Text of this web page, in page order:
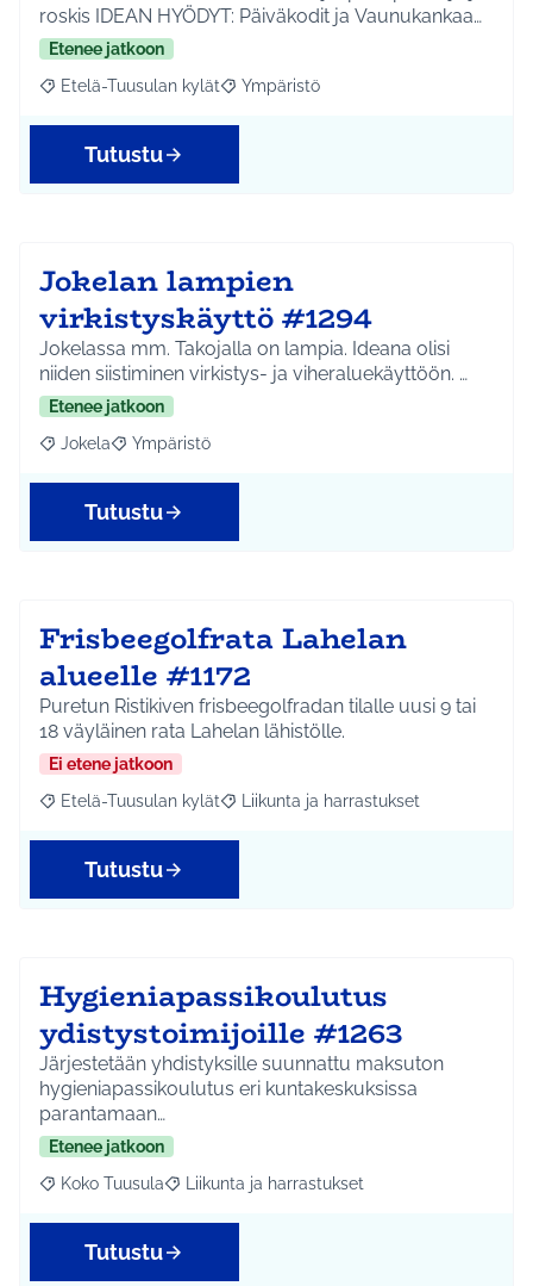
roskis IDEAN HYÖDYT: Päiväkodit ja Vaunukankaa…
Etenee jatkoon
Rajaa tulokset aihepiirin mukaan: Etelä-Tuusulan kylät
Etelä-Tuusulan kylät Rajaa tulokset teeman mukaan:
Ympäristö
Tutustu
Jokelan lampien
virkistyskäyttö #1294
Jokelassa mm. Takojalla on lampia. Ideana olisi
niiden siistiminen virkistys- ja viheraluekäyttöön. …
Etenee jatkoon
Rajaa tulokset aihepiirin mukaan: Jokela
Jokela Rajaa tulokset teeman mukaan: Ympäristö
Ympäristö
Tutustu
Frisbeegolfrata Lahelan
alueelle #1172
Puretun Ristikiven frisbeegolfradan tilalle uusi 9 tai
18 väyläinen rata Lahelan lähistölle.
Ei etene jatkoon
Rajaa tulokset aihepiirin mukaan: Etelä-Tuusulan kylät
Etelä-Tuusulan kylät Rajaa tulokset teeman mukaan:
Liikunta ja harrastukset
Tutustu
Hygieniapassikoulutus
ydistystoimijoille #1263
Järjestetään yhdistyksille suunnattu maksuton
hygieniapassikoulutus eri kuntakeskuksissa
parantamaan…
Etenee jatkoon
Rajaa tulokset aihepiirin mukaan: Koko Tuusula
Koko Tuusula Rajaa tulokset teeman mukaan: Liikunta ja
Liikunta ja harrastukset
Tutustu